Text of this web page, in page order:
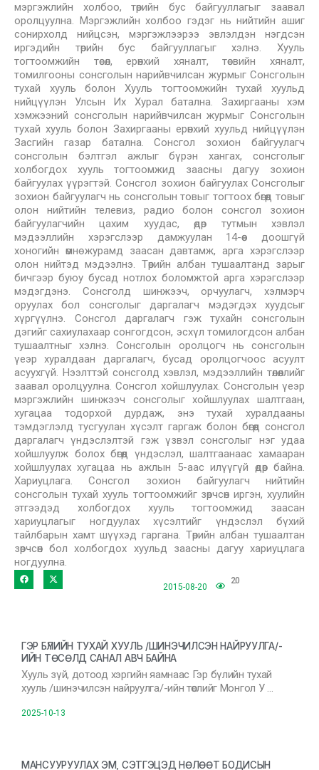
мэргэжлийн холбоо, төрийн бус байгууллагыг заавал
оролцуулна. Мэргэжлийн холбоо гэдэг нь нийтийн ашиг
сонирхолд нийцсэн, мэргэжлээрээ эвлэлдэн нэгдсэн
иргэдийн төрийн бус байгууллагыг хэлнэ. Хууль
тогтоомжийн төсөл, ерөнхий хяналт, төсвийн хяналт,
томилгооны сонсголын нарийвчилсан журмыг Сонсголын
тухай хууль болон Хууль тогтоомжийн тухай хуульд
нийцүүлэн Улсын Их Хурал батална. Захиргааны хэм
хэмжээний сонсголын нарийвчилсан журмыг Сонсголын
тухай хууль болон Захиргааны ерөнхий хуульд нийцүүлэн
Засгийн газар батална. Сонсгол зохион байгуулагч
сонсголын бэлтгэл ажлыг бүрэн хангах, сонсголыг
холбогдох хууль тогтоомжид заасны дагуу зохион
байгуулах үүрэгтэй. Сонсгол зохион байгуулах Сонсголыг
зохион байгуулагч нь сонсголын товыг тогтоох бөгөөд товыг
олон нийтийн телевиз, радио болон сонсгол зохион
байгуулагчийн цахим хуудас, өдөр тутмын хэвлэл
мэдээллийн хэрэгслээр дамжуулан 14-өөс доошгүй
хоногийн өмнө журамд заасан давтамж, арга хэрэгслээр
олон нийтэд мэдээлнэ. Төрийн албан тушаалтанд зарыг
бичгээр буюу бусад нотлох боломжтой арга хэрэгслээр
мэдэгдэнэ. Сонсголд шинжээч, орчуулагч, хэлмэрч
оруулах бол сонсголыг даргалагч мэдэгдэх хуудсыг
хүргүүлнэ. Сонсгол даргалагч гэж тухайн сонсголын
дэгийг сахиулахаар сонгогдсон, эсхүл томилогдсон албан
тушаалтныг хэлнэ. Сонсголын оролцогч нь сонсголын
үеэр хуралдаан даргалагч, бусад оролцогчоос асуулт
асуухгүй. Нээлттэй сонсголд хэвлэл, мэдээллийн төлөөллийг
заавал оролцуулна. Сонсгол хойшлуулах. Сонсголын үеэр
мэргэжлийн шинжээч сонсголыг хойшлуулах шалтгаан,
хугацаа тодорхой дурдаж, энэ тухай хуралдааны
тэмдэглэлд тусгуулан хүсэлт гаргаж болон бөгөөд сонсгол
даргалагч үндэслэлтэй гэж үзвэл сонсголыг нэг удаа
хойшлуулж болох бөгөөд үндэслэл, шалтгаанаас хамааран
хойшлуулах хугацаа нь ажлын 5-аас илүүгүй өдөр байна.
Хариуцлага. Сонсгол зохион байгуулагч нийтийн
сонсголын тухай хууль тогтоомжийг зөрчсөн иргэн, хуулийн
этгээдэд холбогдох хууль тогтоомжид заасан
хариуцлагыг ногдуулах хүсэлтийг үндэслэл бүхий
тайлбарын хамт шүүхэд гаргана. Төрийн албан тушаалтан
зөрчсөн бол холбогдох хуульд заасны дагуу хариуцлага
ногдуулна.
2015-08-20
20
ГЭР БҮЛИЙН ТУХАЙ ХУУЛЬ /ШИНЭЧИЛСЭН НАЙРУУЛГА/-
ИЙН ТӨСӨЛД САНАЛ АВЧ БАЙНА
Хууль зүй, дотоод хэргийн яамнаас Гэр бүлийн тухай
хууль /шинэчилсэн найруулга/-ийн төслийг Монгол У …
2025-10-13
МАНСУУРУУЛАХ ЭМ, СЭТГЭЦЭД НӨЛӨӨТ БОДИСЫН